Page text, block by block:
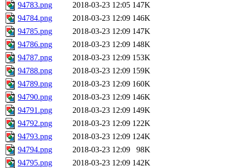
94783.png
2018-03-23 12:05 147K
94784.png
2018-03-23 12:09 146K
94785.png
2018-03-23 12:09 147K
94786.png
2018-03-23 12:09 148K
94787.png
2018-03-23 12:09 153K
94788.png
2018-03-23 12:09 159K
94789.png
2018-03-23 12:09 160K
94790.png
2018-03-23 12:09 146K
94791.png
2018-03-23 12:09 149K
94792.png
2018-03-23 12:09 122K
94793.png
2018-03-23 12:09 124K
94794.png
2018-03-23 12:09
98K
94795.png
2018-03-23 12:09 142K